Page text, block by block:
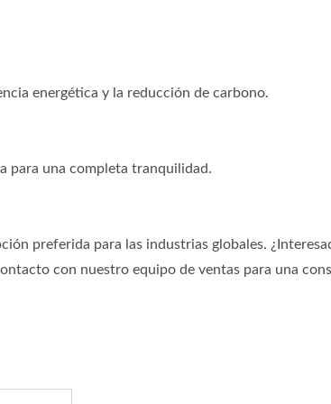
energética y la reducción de carbono.
para una completa tranquilidad.
preferida para las industrias globales.
con nuestro equipo de ventas para una